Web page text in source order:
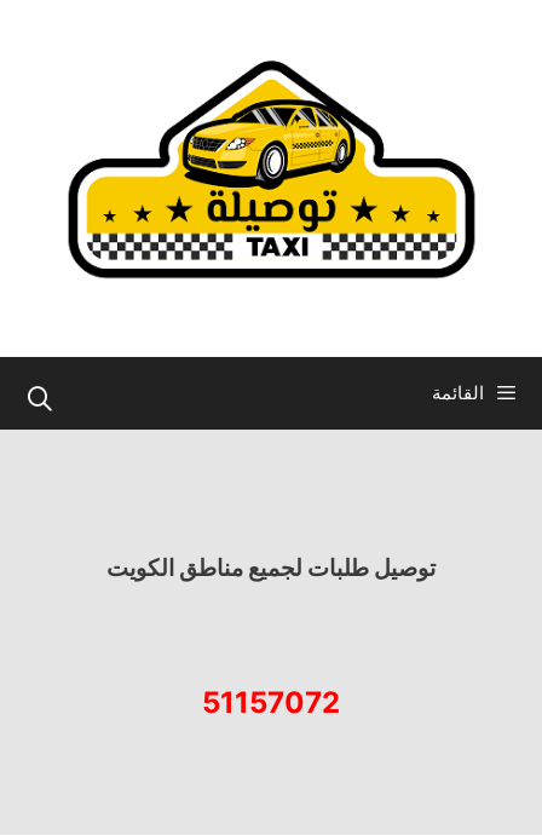
القائمة
توصيل طلبات لجميع مناطق الكويت
51157072